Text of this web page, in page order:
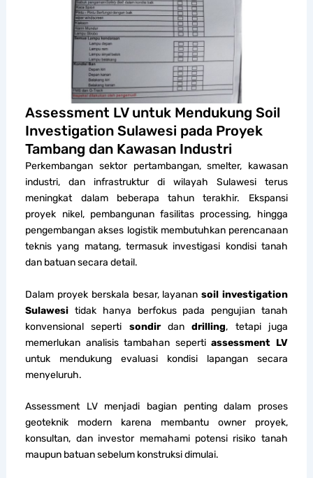
Assessment LV untuk Mendukung Soil
Investigation Sulawesi pada Proyek
Tambang dan Kawasan Industri
Perkembangan sektor pertambangan, smelter, kawasan
industri, dan infrastruktur di wilayah Sulawesi terus
meningkat dalam beberapa tahun terakhir. Ekspansi
proyek nikel, pembangunan fasilitas processing, hingga
pengembangan akses logistik membutuhkan perencanaan
teknis yang matang, termasuk investigasi kondisi tanah
dan batuan secara detail.
Dalam proyek berskala besar, layanansoil investigation
Sulawesi tidak hanya berfokus pada pengujian tanah
konvensional seperti sondirdandrilling, tetapi juga
memerlukan analisis tambahan sepertiassessment LV
untuk mendukung evaluasi kondisi lapangan secara
menyeluruh.
Assessment LV menjadi bagian penting dalam proses
geoteknik modern karena membantu owner proyek,
konsultan, dan investor memahami potensi risiko tanah
maupun batuan sebelum konstruksi dimulai.